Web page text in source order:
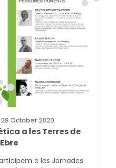
October 2020
a les Terres de
a les Jornades